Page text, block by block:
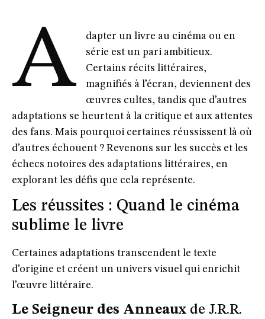
A
dapter un livre au cinéma ou en
série est un pari ambitieux.
Certains récits littéraires,
magnifiés à l’écran, deviennent des
œuvres cultes, tandis que d’autres
adaptations se heurtent à la critique et aux attentes
des fans. Mais pourquoi certaines réussissent là où
d’autres échouent ? Revenons sur les succès et les
échecs notoires des adaptations littéraires, en
explorant les défis que cela représente.
Les réussites : Quand le cinéma
sublime le livre
Certaines adaptations transcendent le texte
d’origine et créent un univers visuel qui enrichit
l’œuvre littéraire.
Le Seigneur des Anneaux de J.R.R.